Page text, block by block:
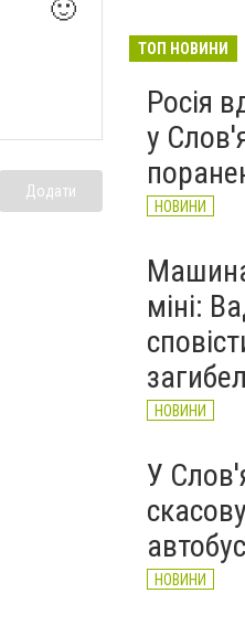
🙂
Додати
ТОП НОВИНИ
Росія
у
НОВИНИ
міні:
НОВИНИ
У
НОВИНИ